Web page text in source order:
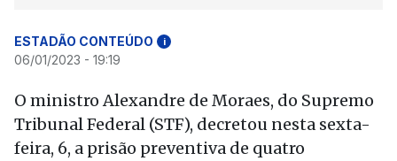
ESTADÃO CONTEÚDO i
06/01/2023 - 19:19
O ministro Alexandre de Moraes, do Supremo
Tribunal Federal (STF), decretou nesta sexta-
feira, 6, a prisão preventiva de quatro